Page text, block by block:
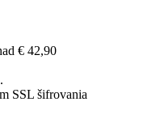
€ 42,90
.
SSL šifrovania